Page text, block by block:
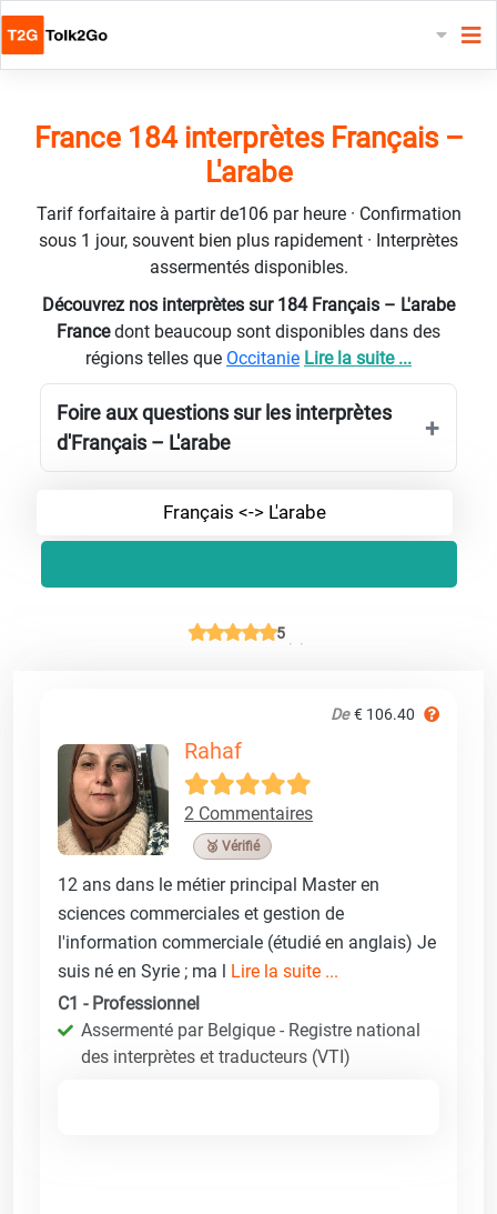
France 184 interprètes Français –
L'arabe
Tarif forfaitaire à partir de106 par heure · Confirmation
sous 1 jour, souvent bien plus rapidement · Interprètes
assermentés disponibles.
Découvrez nos interprètes sur 184 Français – L'arabe
Francedont beaucoup sont disponibles dans des
régions telles que Occitanie Lire la suite ...
Foire aux questions sur les interprètes
d'Français – L'arabe
Français <-> L'arabe
5
De € 106.40
Rahaf
2 Commentaires
🥉 Vérifié
12 ans dans le métier principal Master en
sciences commerciales et gestion de
l'information commerciale (étudié en anglais) Je
suis né en Syrie ; ma l Lire la suite ...
C1 - Professionnel
Assermenté par Belgique - Registre national
des interprètes et traducteurs (VTI)